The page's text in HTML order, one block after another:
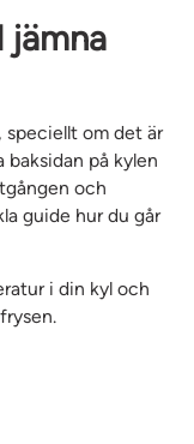
jämna
speciellt om det är
baksidan på kylen
och
guide hur du går
i din kyl och